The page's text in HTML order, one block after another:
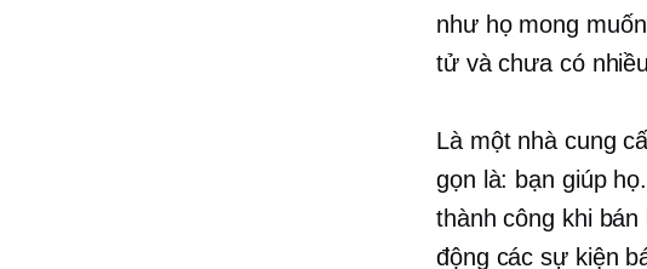
như họ mong
tử và chưa có
Là một nhà cung
gọn là: bạn giúp
thành công khi
động các sự kiện